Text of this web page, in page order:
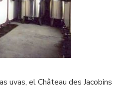
uvas, el Château des Jacobins